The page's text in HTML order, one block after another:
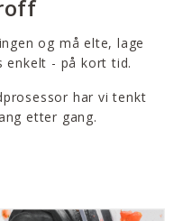
og må elte, lage
enkelt - på kort tid.
har vi tenkt
etter gang.